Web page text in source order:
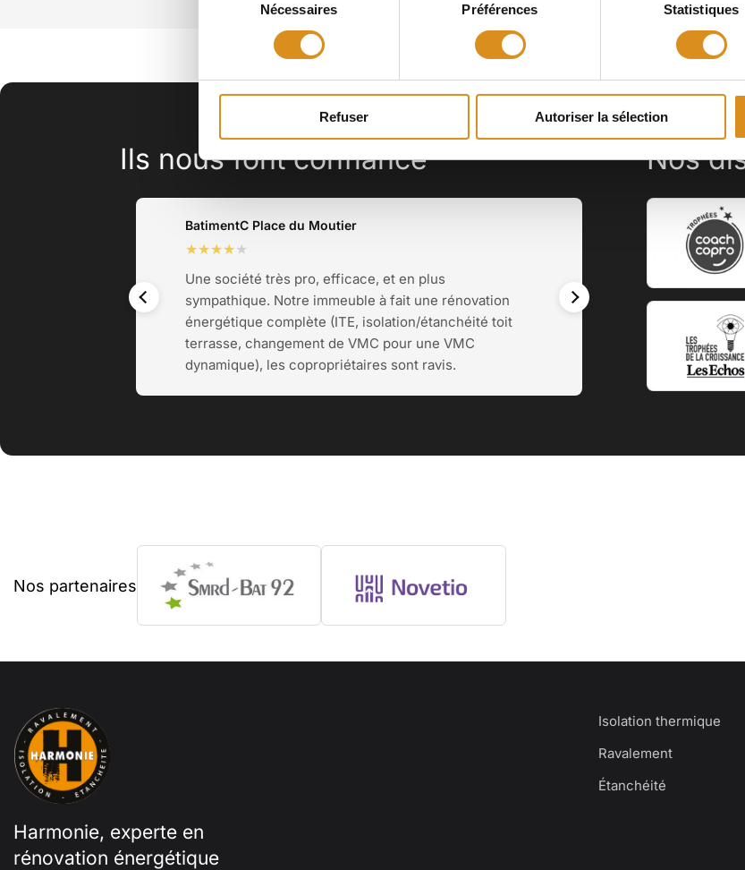
consentement
Nécessaires Préférences Statistiques
Refuser Autoriser la sélection
Ils nous font confiance
BatimentC Place du Moutier
★★★★★
Une société très pro, efficace, et en plus
sympathique. Notre immeuble à fait une rénovation
énergétique complète (ITE, isolation/étanchéité toit
terrasse, changement de VMC pour une VMC
dynamique), les copropriétaires sont ravis.
BatimentC
★★★
Une société
sympathique.
énergétique
terrasse,
dynamique),
Nos
Nos partenaires
Harmonie, experte en
rénovation énergétique
Isolation thermique
Ravalement
Étanchéité